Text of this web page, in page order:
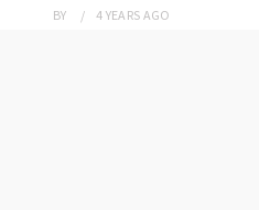
BY 4 YEARS AGO